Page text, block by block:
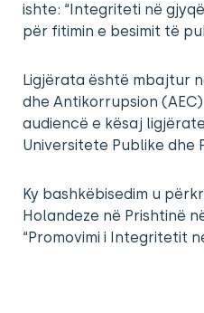
ishte: “Integriteti në
për fitimin e besimit të
Ligjërata është mbajtur
dhe Antikorrupsion
audiencë e kësaj
Universitete Publike dhe
Ky bashkëbisedim u
Holandeze në Prishtinë
“Promovimi i Integritetit